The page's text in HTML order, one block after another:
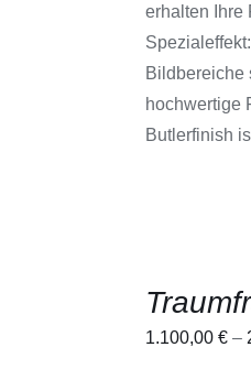
PRODUKTSEITE
GEWÄHLT
erhalten Ihre
Bildbereiche
hochwertige
Butlerfinish
AUSFÜHRUNG
PRODUKT
1.100,00€ –